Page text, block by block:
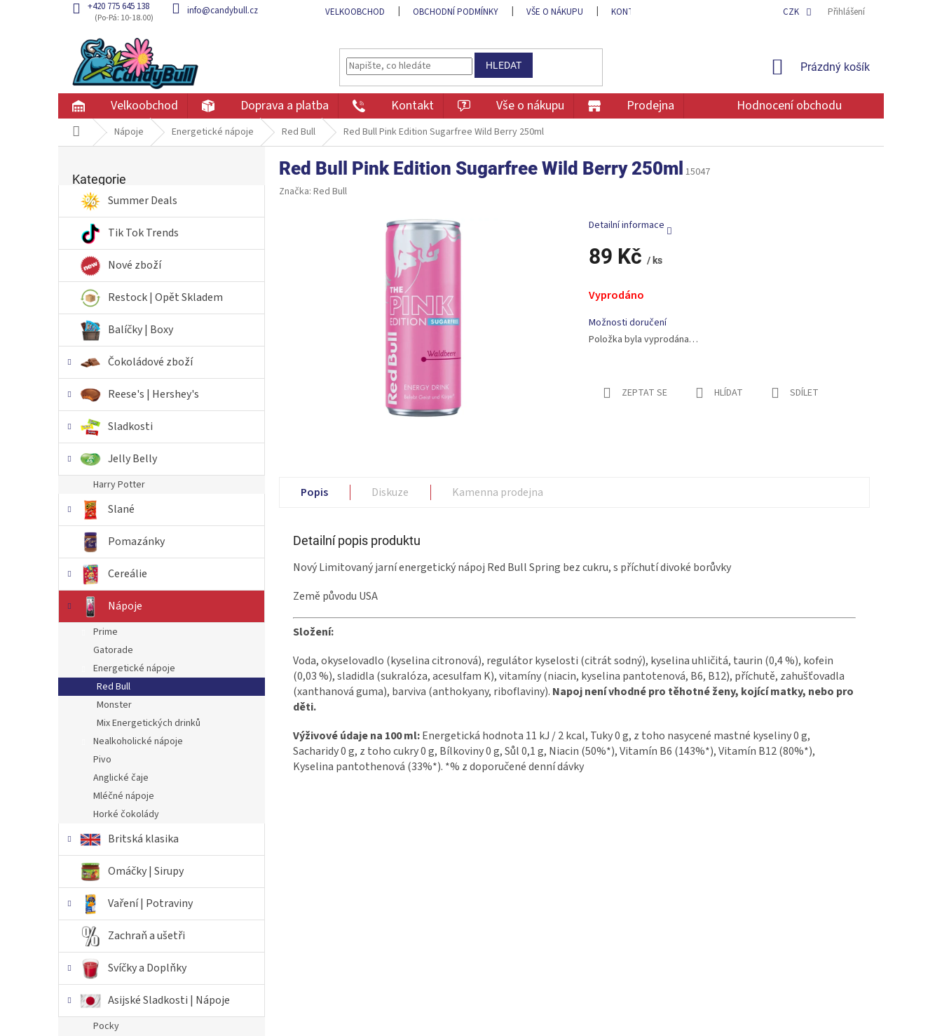
+420 775 645 138 info@candybull.cz VELKOOBCHOD OBCHODNÍ PODMÍNKY VŠE O NÁKUPU KONTAKT OCHRANA OSOBNÍCH ÚDAJŮCZK Přihlášení
HLEDAT
NÁKUPNÍ
Prázdný košík
Velkoobchod Doprava a platba Kontakt Vše o nákupu Prodejna Hodnocení obchodu
Domů Nápoje Energetické nápoje Red Bull Red Bull Pink Edition Sugarfree Wild Berry 250ml
r
n
í
kategorie
Kategorie
Summer Deals
Tik Tok Trends
Nové zboží
Restock | Opět Skladem
Balíčky | Boxy
Čokoládové zboží
Reese's | Hershey's
Sladkosti
Jelly Belly
Harry Potter
Slané
Pomazánky
Cereálie
Nápoje
Prime
Gatorade
Energetické nápoje
Red Bull
Monster
Mix Energetických drinků
Nealkoholické nápoje
Pivo
Anglické čaje
Mléčné nápoje
Horké čokolády
Britská klasika
Omáčky | Sirupy
Vaření | Potraviny
Zachraň a ušetři
Svíčky a Doplňky
Asijské Sladkosti | Nápoje
Pocky
Red Bull Pink Edition Sugarfree Wild Berry 250ml 15047
Značka: Red Bull
89 Kč / ks
cena:
Vyprodáno
Možnosti doručení
Položka byla vyprodána…
Detailní informace
ZEPTAT SE HLÍDAT SDÍLET
Popis Diskuze Kamenna prodejna
Detailní popis produktu
Nový Limitovaný jarní energetický nápoj Red Bull Spring bez cukru, s příchutí divoké borůvky
Země původu USA
Složení:
Voda, okyselovadlo (kyselina citronová), regulátor kyselosti (citrát sodný), kyselina uhličitá, taurin (0,4 %), kofein
(0,03 %), sladidla (sukralóza, acesulfam K), vitamíny (niacin, kyselina pantotenová, B6, B12), příchutě, zahušťovadla
(xanthanová guma), barviva (anthokyany, riboflaviny). Napoj není vhodné pro těhotné ženy, kojící matky, nebo pro
děti.
Výživové údaje na 100 ml:Energetická hodnota 11 kJ / 2 kcal, Tuky 0 g, z toho nasycené mastné kyseliny 0 g,
Sacharidy 0 g, z toho cukry 0 g, Bílkoviny 0 g, Sůl 0,1 g, Niacin (50%*), Vitamín B6 (143%*), Vitamín B12 (80%*),
Kyselina pantothenová (33%*). *% z doporučené denní dávky